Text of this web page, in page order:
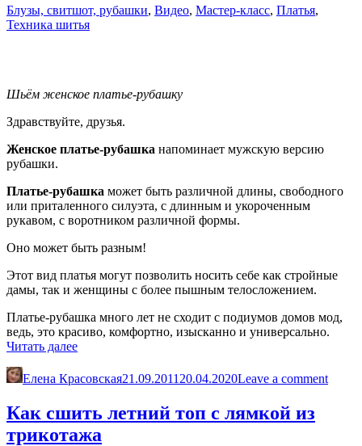
Блузы, свитшот, рубашки, Видео, Мастер-класс, Платья,
Техника шитья
Шьём женское платье-рубашку
Здравствуйте, друзья.
Женское платье-рубашка напоминает мужскую версию
рубашки.
Платье-рубашка может быть различной длины, свободного
или приталенного силуэта, с длинным и укороченным
рукавом, с воротником различной формы.
Оно может быть разным!
Этот вид платья могут позволить носить себе как стройные
дамы, так и женщины с более пышным телосложением.
Платье-рубашка много лет не сходит с подиумов домов мод,
ведь, это красиво, комфортно, изысканно и универсально.
Читать далее«Шьём
платье-
рубашку»
Елена Красовская21.09.2011 20.04.2020Leave a comment
Как сшить летний топ с лямкой из
трикотажа